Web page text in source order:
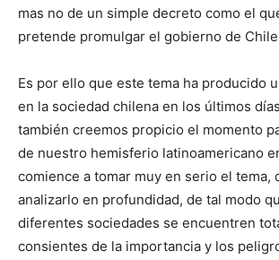
mas no de un simple decreto como el
pretende promulgar el gobierno de
Es por ello que este tema ha producido
en la sociedad chilena en los últimos
también creemos propicio el momento
de nuestro hemisferio latinoamericano
comience a tomar muy en serio el tema,
analizarlo en profundidad, de tal modo
diferentes sociedades se encuentren
consientes de la importancia y los